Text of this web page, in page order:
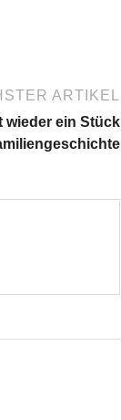
ARTIKEL
wieder ein Stück